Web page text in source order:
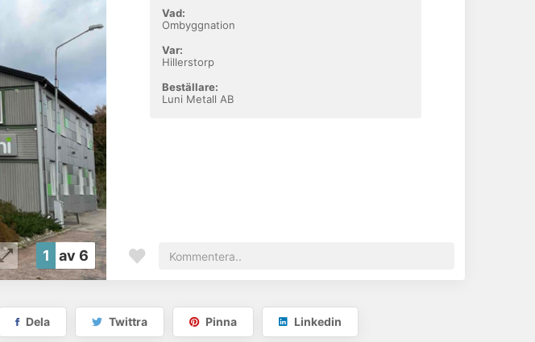
1 av 6
Vad:
Ombyggnation
Var:
Hillerstorp
Beställare:
Luni Metall AB
Dela Twittra Pinna Linkedin